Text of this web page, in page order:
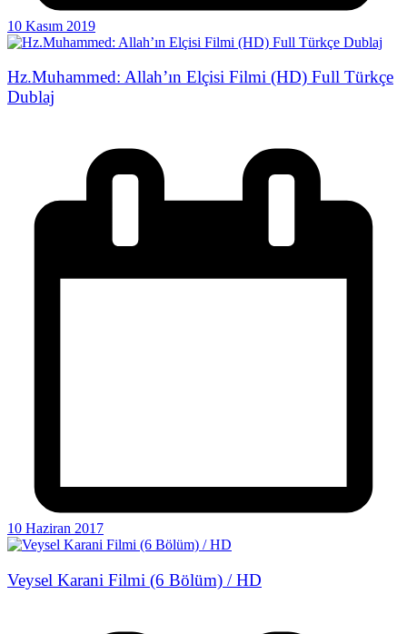
10 Kasım 2019
Hz.Muhammed: Allah’ın Elçisi Filmi (HD) Full Türkçe
Dublaj
10 Haziran 2017
Veysel Karani Filmi (6 Bölüm) / HD